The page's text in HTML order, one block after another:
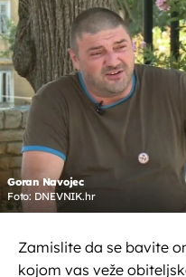
Goran Navojec
Foto: DNEVNIK.hr
Zamislite da se bavite
kojom vas veže